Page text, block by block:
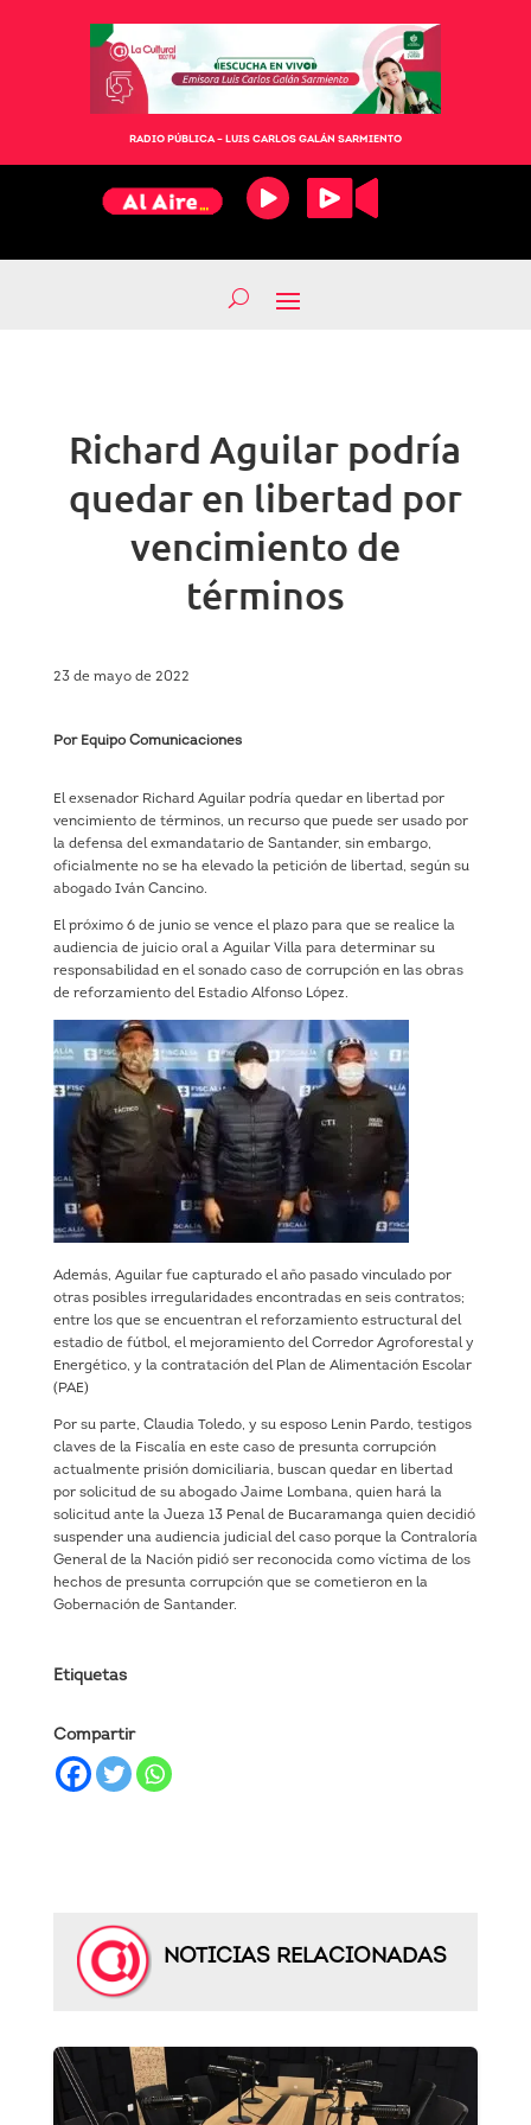
RADIO PÚBLICA – LUIS CARLOS GALÁN SARMIENTO
Richard Aguilar podría
quedar en libertad por
vencimiento de
términos
23 de mayo de 2022
Por Equipo Comunicaciones
El exsenador Richard Aguilar podría quedar en libertad por
vencimiento de términos, un recurso que puede ser usado por
la defensa del exmandatario de Santander, sin embargo,
oficialmente no se ha elevado la petición de libertad, según su
abogado Iván Cancino.
El próximo 6 de junio se vence el plazo para que se realice la
audiencia de juicio oral a Aguilar Villa para determinar su
responsabilidad en el sonado caso de corrupción en las obras
de reforzamiento del Estadio Alfonso López.
Además, Aguilar fue capturado el año pasado vinculado por
otras posibles irregularidades encontradas en seis contratos;
entre los que se encuentran el reforzamiento estructural del
estadio de fútbol, el mejoramiento del Corredor Agroforestal y
Energético, y la contratación del Plan de Alimentación Escolar
(PAE)
Por su parte, Claudia Toledo, y su esposo Lenin Pardo, testigos
claves de la Fiscalía en este caso de presunta corrupción
actualmente prisión domiciliaria, buscan quedar en libertad
por solicitud de su abogado Jaime Lombana, quien hará la
solicitud ante la Jueza 13 Penal de Bucaramanga quien decidió
suspender una audiencia judicial del caso porque la Contraloría
General de la Nación pidió ser reconocida como víctima de los
hechos de presunta corrupción que se cometieron en la
Gobernación de Santander.
Etiquetas
Compartir
NOTICIAS RELACIONADAS